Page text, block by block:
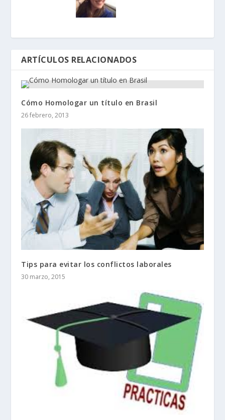
ARTÍCULOS RELACIONADOS
Cómo Homologar un título en Brasil
26 febrero, 2013
Tips para evitar los conflictos laborales
30 marzo, 2015